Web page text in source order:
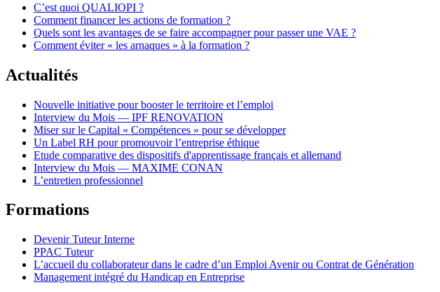
C’est quoi QUALIOPI ?
Comment financer les actions de formation ?
Quels sont les avantages de se faire accompagner pour passer une VAE ?
Comment éviter « les arnaques » à la formation ?
Actualités
Nouvelle initiative pour booster le territoire et l’emploi
Interview du Mois — IPF RENOVATION
Miser sur le Capital « Compétences » pour se développer
Un Label RH pour promouvoir l’entreprise éthique
Etude comparative des dispositifs d'apprentissage français et allemand
Interview du Mois — MAXIME CONAN
L’entretien professionnel
Formations
Devenir Tuteur Interne
PPAC Tuteur
L’accueil du collaborateur dans le cadre d’un Emploi Avenir ou Contrat de Génération
Management intégré du Handicap en Entreprise